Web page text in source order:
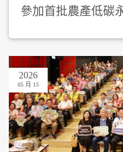
參加首批農產低碳
2026
05 月 15